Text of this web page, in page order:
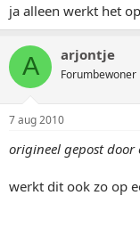
ja alleen werkt het
A arjontje
Forumbewoner
7 aug 2010
origineel gepost door
werkt dit ook zo op